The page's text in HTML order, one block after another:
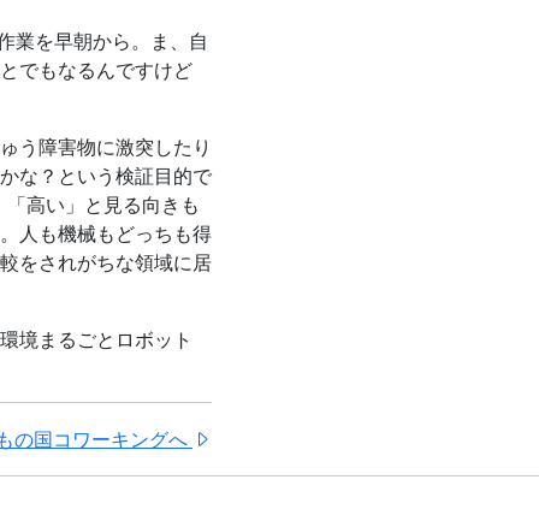
業を早朝から。ま、自
でもなるんですけど
う障害物に激突したり
な？という検証目的で
高い」と見る向きも
人も機械もどっちも得
をされがちな領域に居
境まるごとロボット
の国コワーキングへ